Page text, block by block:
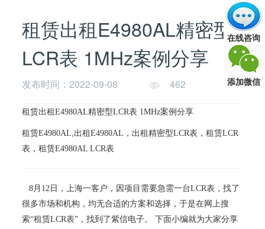
租赁出租E4980AL精密型
LCR表 1MHz案例分享
发布时间：2022-09-08 462
租赁出租E4980AL精密型LCR表 1MHz案例分享
租赁E4980AL,出租E4980AL，出租精密型LCR表，租赁LCR
表，租赁E4980AL LCR表
8月12日，上海一客户，因项目需要急需一台LCR表，找了
很多市场和机构，均无合适的方案和选择，于是在网上搜
索“租赁LCR表”，找到了紫信电子。 下面小编就为大家分享
在线咨询
添加微信